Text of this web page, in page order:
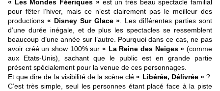
« Les Mondes Féeriques »est un très beau spectacle familial
pour fêter l’hiver, mais ce n’est clairement pas le meilleur des
productions « Disney Sur Glace » . Les différentes parties sont
d’une durée inégale, et de plus les spectacles se ressemblent
beaucoup d’une année sur l’autre. Pourquoi dans ce cas, ne pas
avoir créé un show 100% sur « La Reine des Neiges » (comme
aux Etats-Unis), sachant que le public est en grande partie
présent spécialement pour la venue de ces personnages.
Et que dire de la visibilité de la scène clé« Libérée, Délivrée »?
C’est très simple, seul les personnes étant placé face à la piste